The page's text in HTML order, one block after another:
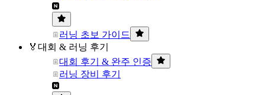
러닝 초보 가이드
🏅대회 & 러닝 후기
대회 후기 & 완주 인증
러닝 장비 후기